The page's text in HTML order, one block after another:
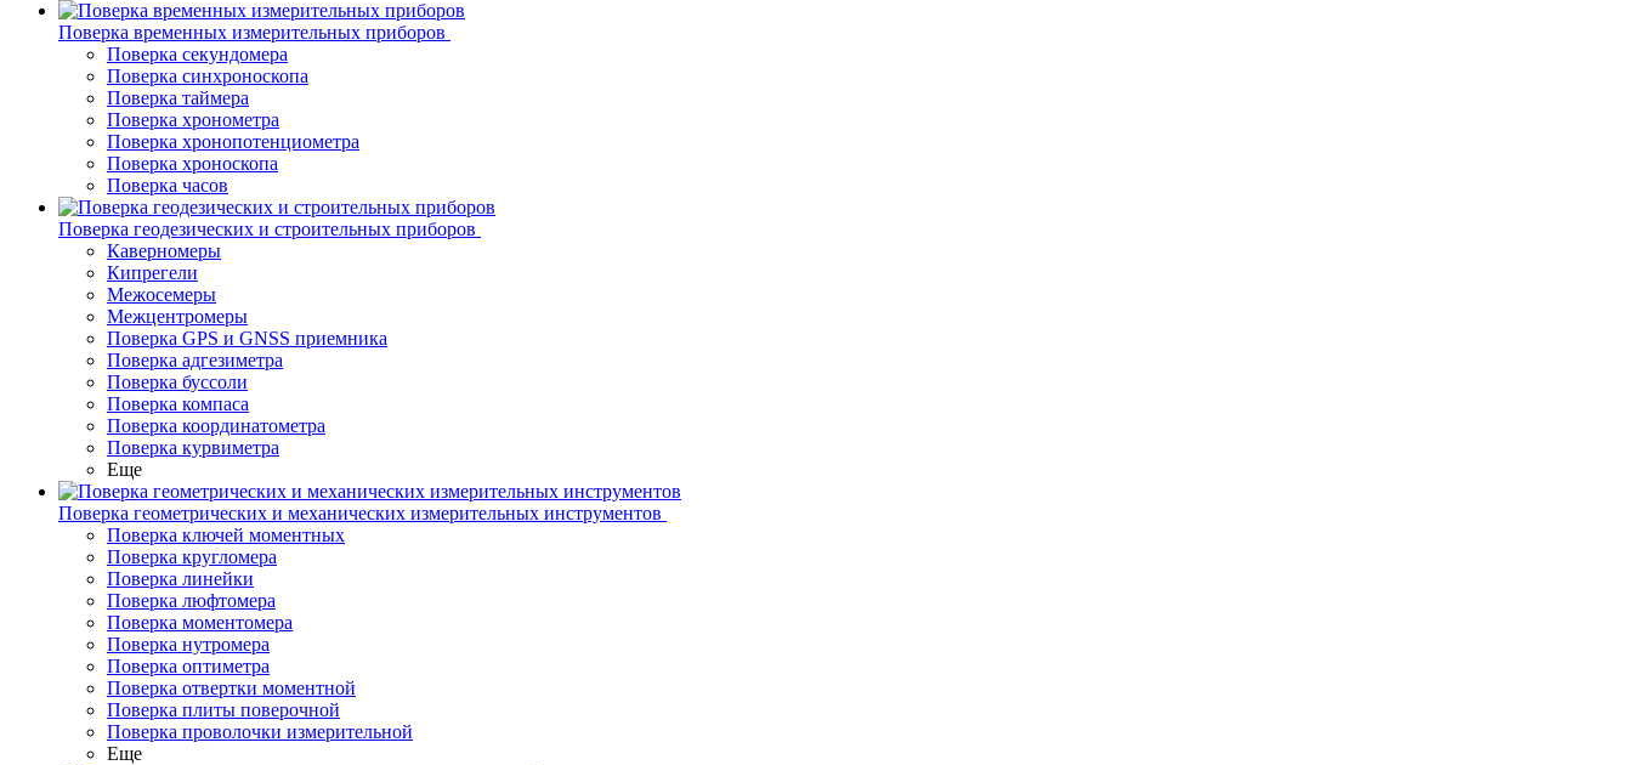
Поверка временных измерительных приборов
Поверка секундомера
Поверка синхроноскопа
Поверка таймера
Поверка хронометра
Поверка хронопотенциометра
Поверка хроноскопа
Поверка часов
Поверка геодезических и строительных приборов
Каверномеры
Кипрегели
Межосемеры
Межцентромеры
Поверка GPS и GNSS приемника
Поверка адгезиметра
Поверка буссоли
Поверка компаса
Поверка координатометра
Поверка курвиметра
Еще
Поверка геометрических и механических измерительных инструментов
Поверка ключей моментных
Поверка кругломера
Поверка линейки
Поверка люфтомера
Поверка моментомера
Поверка нутромера
Поверка оптиметра
Поверка отвертки моментной
Поверка плиты поверочной
Поверка проволочки измерительной
Еще